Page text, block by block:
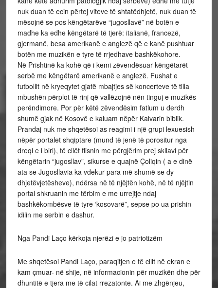
nuk duan të ecin përtej viteve të shtatëdhjetë, nuk duan të
mësojnë se pos këngëtarëve “jugosllavë” në botën e
madhe ka edhe këngëtarë të tjerë: italianë, francezë,
gjermanë, besa amerikanë e anglezë që e kanë pushtuar
botën me muzikën e tyre të rrjedhave bashkëkohore.
Në Prishtinë ka kohë që i kemi zëvendësuar këngëtarët
serbë me këngëtarë amerikanë e anglezë. Fushat e
futbollit në kryeqytet gjatë mbajtjes së koncerteve të tilla
mbushën përplot të rinj që vallëzojnë nën tinguj e muzikës
perëndimore. Por për këtë zëvendësim fatlum u derdh
shumë gjak në Kosovë e kaluam nëpër Kalvarin biblik.
Prandaj nuk me shqetësoi as reagimi i një grupi lexuesish
nëpër portalet shqiptare (mund të jenë të porositur nga
dreqi e i biri), të cilët flisnin me përgjërim prej skllavi për
këngëtarin “jugosllav”, sikurse e quajnë Çoliqin ( a e dinë
ata se Jugosllavia ka vdekur para më shumë se dy
dhjetëvjetësheve), ndërsa në të njëjtën kohë, në të njëjtin
portal shkruanin me tërbim e me urrejtje ndaj
bashkëkombësve të tyre ‘kosovarë”, sepse po ua prishin
idilin me serbin e dashur.
Nga Pandi Laço kërkoja njerëzi e jo patriotizëm
Me shqetësoi Pandi Laço, paraqitjen e të cilit në ekran e
kam çmuar- në shije, në informacionin për muzikën dhe për
dhuntitë e tjera me të cilat rrezatonte. Ai me zhgënjeu,